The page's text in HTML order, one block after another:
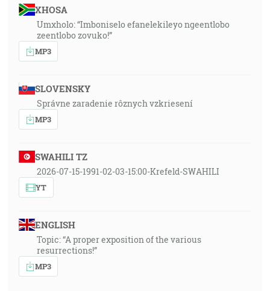
XHOSA
Umxholo: “Imboniselo efanelekileyo ngeentlobo
zeentlobo zovuko!”
MP3
SLOVENSKY
Správne zaradenie rôznych vzkriesení
MP3
SWAHILI TZ
2026-07-15-1991-02-03-15:00-Krefeld-SWAHILI
YT
ENGLISH
Topic: “A proper exposition of the various
resurrections!”
MP3